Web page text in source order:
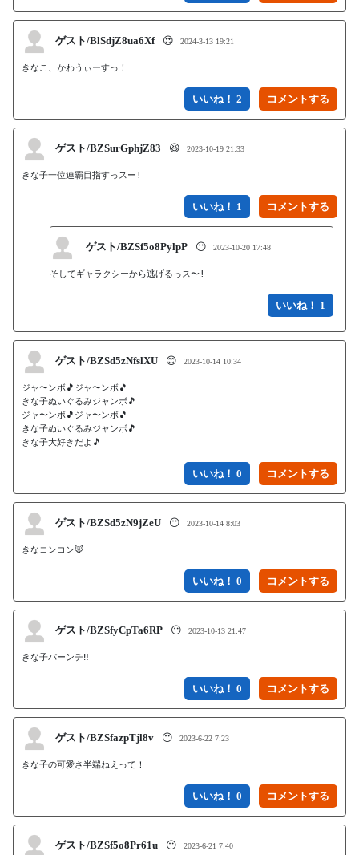
ゲスト/BlSdjZ8ua6Xf 😍 2024-3-13 19:21
きなこ、かわうぃーすっ！
いいね！ 2
ゲスト/BZSurGphjZ83 😆 2023-10-19 21:33
きな子一位連覇目指すっスー!
いいね！ 1
ゲスト/BZSf5o8PylpP 😶 2023-10-20 17:48
そしてギャラクシーから逃げるっス〜!
いいね！ 1
ゲスト/BZSd5zNfslXU 😊 2023-10-14 10:34
ジャ〜ンボ🎵ジャ〜ンボ🎵
きな子ぬいぐるみジャンボ🎵
ジャ〜ンボ🎵ジャ〜ンボ🎵
きな子ぬいぐるみジャンボ🎵
きな子大好きだよ🎵
いいね！ 0
ゲスト/BZSd5zN9jZeU 😶 2023-10-14 8:03
きなコンコン🦊
いいね！ 0
ゲスト/BZSfyCpTa6RP 😶 2023-10-13 21:47
きな子パーンチ‼️
いいね！ 0
ゲスト/BZSfazpTjl8v 😶 2023-6-22 7:23
きな子の可愛さ半端ねえって！
いいね！ 0
ゲスト/BZSf5o8Pr61u 😶 2023-6-21 7:40